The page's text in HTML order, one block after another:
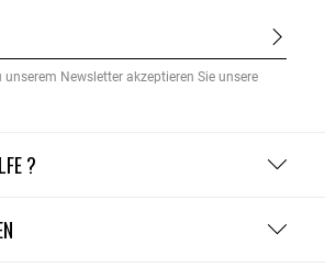
?
Newsletter akzeptieren Sie unsere